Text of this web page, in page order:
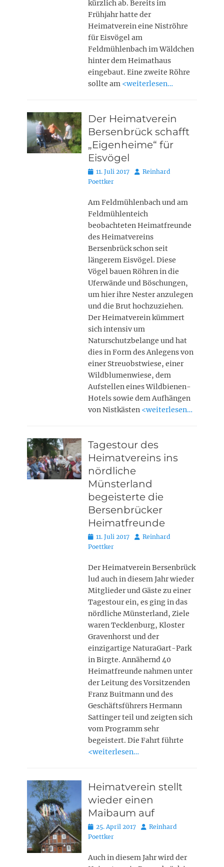
kürzlich ab. Bereits im
Frühjahr hatte der
Heimatverein eine Niströhre
für Eisvögel am
Feldmühlenbach im Wäldchen
hinter dem Heimathaus
eingebaut. Eine zweite Röhre
sollte am <weiterlesen…
Der Heimatverein
Bersenbrück schafft
„Eigenheime“ für
Eisvögel
Posted
on
11. Juli 2017 AutorReinhard
Poettker
Am Feldmühlenbach und am
Feldmühlenteich
beobachteten Heimatfreunde
des Heimatvereins
Bersenbrück schon seit
längerem Eisvögel. Diese
Vögel bauen Röhren in die
Uferwände und Böschungen,
um hier ihre Nester anzulegen
und die Brut hochzuziehen.
Der Heimatverein kümmert
sich intensiv um
Naturschutzbelange und hat
dies in Form des Anlegens von
einer Streuobstwiese, einer
Wildblumenwiese, dem
Aufstellen eines Wildbienen-
Hotels sowie dem Aufhängen
von Nistkästen <weiterlesen…
Tagestour des
Heimatvereins ins
nördliche
Münsterland
begeisterte die
Bersenbrücker
Heimatfreunde
Posted
on
11. Juli 2017 AutorReinhard
Poettker
Der Heimatverein Bersenbrück
lud auch in diesem Jahr wieder
Mitglieder und Gäste zu einer
Tagestour ein, es ging in das
nördliche Münsterland, Ziele
waren Tecklenburg, Kloster
Gravenhorst und der
einzigartige NaturaGart-Park
in Birgte. Annähernd 40
Heimatfreunde nahmen unter
der Leitung des Vorsitzenden
Franz Buitmann und des
Geschäftsführers Hermann
Sattinger teil und zeigten sich
vom Programm sehr
begeistert. Die Fahrt führte
<weiterlesen…
Heimatverein stellt
wieder einen
Maibaum auf
Posted
on
25. April 2017 AutorReinhard
Poettker
Auch in diesem Jahr wird der